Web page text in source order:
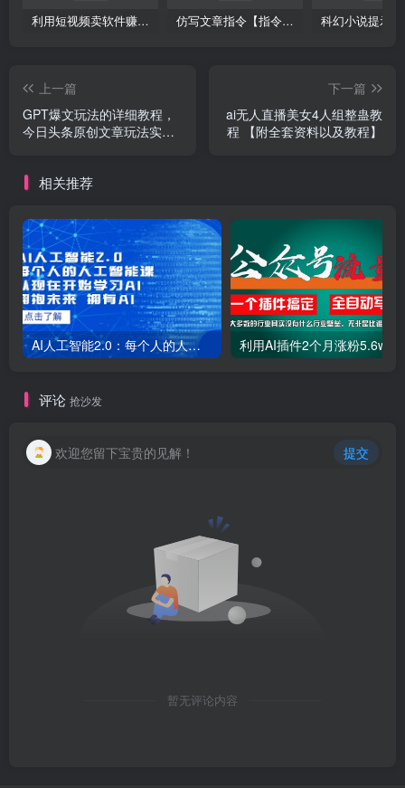
利用短视频卖软件赚钱，新手小白轻松月入10000+！ 仿写文章指令【指令+教程】
上一篇
GPT爆文玩法的详细教程，
今日头条原创文章玩法实操
下一篇
ai无人直播美女4人组整蛊教
程 【附全套资料以及教程】
相关推荐
AI人工智能2.0：每个人的人工智能课：从现在开始学习AI（38节课）
评论 抢沙发
欢迎您留下宝贵的见解！ 提交
暂无评论内容